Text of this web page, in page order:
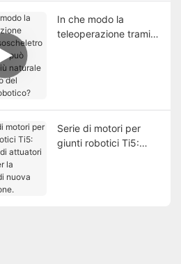
In che modo la
teleoperazione tramite
Serie di motori per
giunti robotici Ti5: